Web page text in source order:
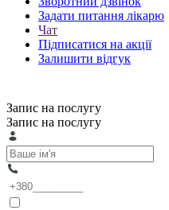
Задати питання лікарю
Чат
Підписатися на акції
Залишити відгук
Запис на послугу
Запис на послугу